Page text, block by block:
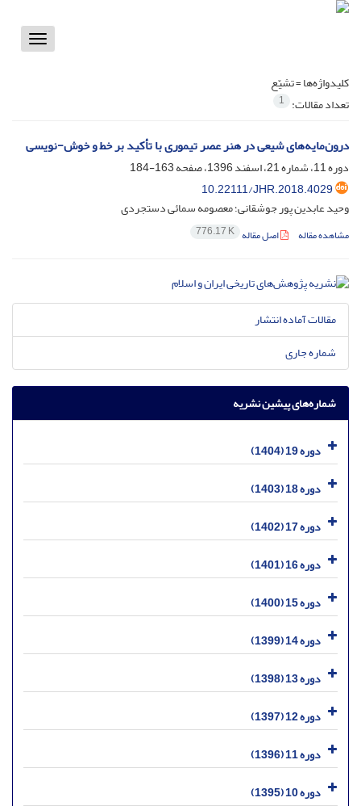
Toggle
کلیدواژه‌ها =تشیّع
تعداد مقالات: 1
درون‌مایه‌های شیعی در هنر عصر تیموری با تأکید بر خط و خوش-نویسی
دوره 11، شماره 21، اسفند 1396، صفحه
163-184
10.22111/JHR.2018.4029
وحید عابدین پور جوشقانی؛ معصومه سمائی دستجردی
مشاهده مقاله اصل مقاله 776.17 K
مقالات آماده انتشار
شماره جاری
شماره‌های پیشین نشریه
دوره 19 (1404)
دوره 18 (1403)
دوره 17 (1402)
دوره 16 (1401)
دوره 15 (1400)
دوره 14 (1399)
دوره 13 (1398)
دوره 12 (1397)
دوره 11 (1396)
دوره 10 (1395)